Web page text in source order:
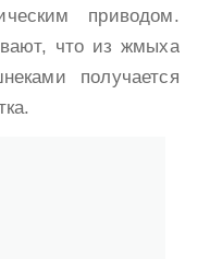
приводом.
что из жмыха
получается